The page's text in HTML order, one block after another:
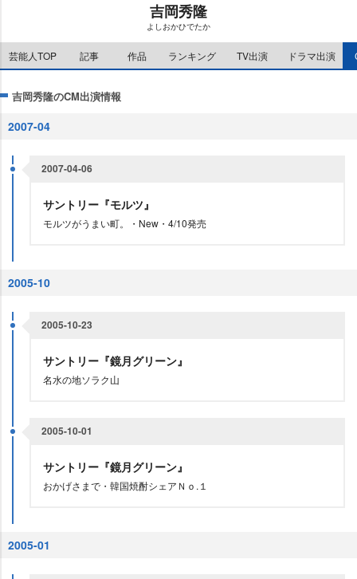
e
吉岡秀隆
よしおかひでたか
芸能人TOP 記事 作品 ランキング TV出演 ドラマ出演
吉岡秀隆のCM出演情報
2007-04
2007-04-06
サントリー『モルツ』
モルツがうまい町。・New・4/10発売
2005-10
2005-10-23
サントリー『鏡月グリーン』
名水の地ソラク山
2005-10-01
サントリー『鏡月グリーン』
おかげさまで・韓国焼酎シェアＮｏ.１
2005-01